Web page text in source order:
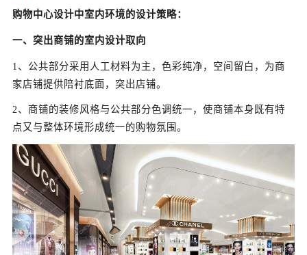
购物中心设计中室内环境的设计策略：
一、突出商铺的室内设计取向
1、公共部分采用人工材料为主，色彩纯净，空间留白，为商
家店铺提供陪衬底面，突出店铺。
2、商铺的装修风格与公共部分色调统一，使商铺本身既有特
点又与整体环境形成统一的购物氛围。